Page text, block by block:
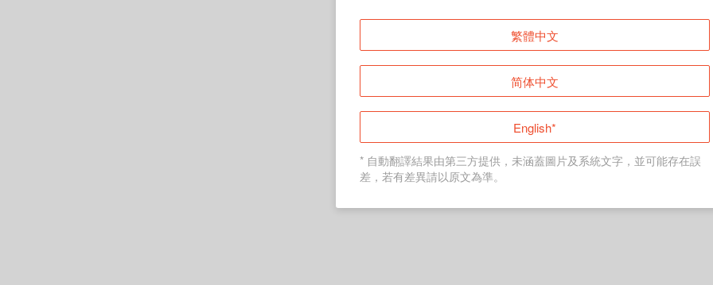
登入
返回首頁
繁體中文
简体中文
English*
* 自動翻譯結果由第三方提供，未涵蓋圖片及系統文字，並可能存在誤
差，若有差異請以原文為準。